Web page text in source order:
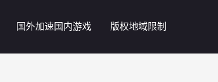
国外加速国内游戏 版权地域限制